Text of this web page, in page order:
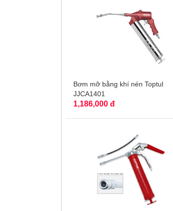
Bơm mỡ bằng khí nén Toptul
JJCA1401
1,186,000 đ